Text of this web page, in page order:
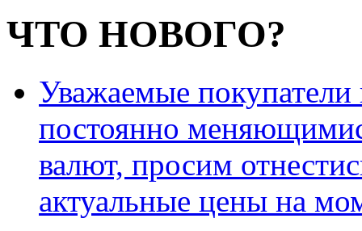
ЧТО НОВОГО?
Уважаемые
постоянно
валют, просим
актуальные цены на